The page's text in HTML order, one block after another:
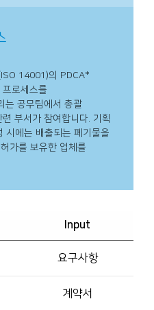
14001)의 PDCA*
로세스를
는 공무팀에서 총괄
부서가 참여합니다. 기획
시에는 배출되는 폐기물을
가를 보유한 업체를
Input
요구사항
계약서